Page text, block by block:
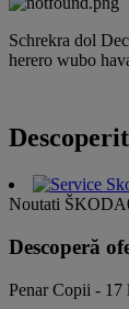
Schrekra dol
herero wubo
Noutati ŠKODA
Descoperă
Penar Copii - 17